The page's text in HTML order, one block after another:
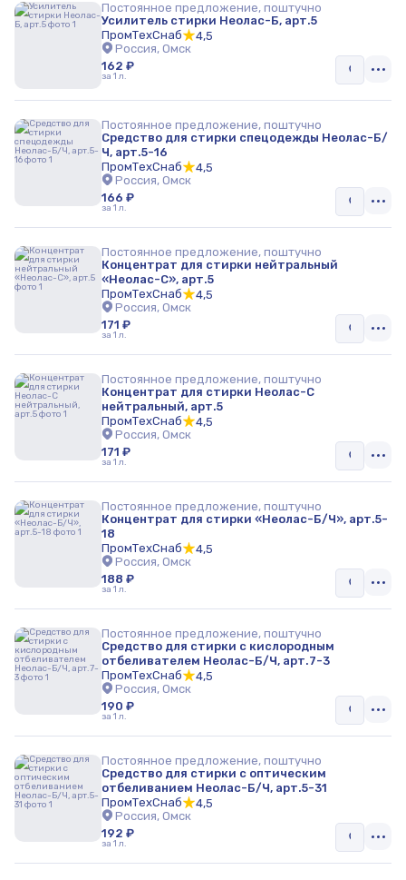
Постоянное предложение, поштучно
Усилитель стирки Неолас-Б, арт.5
ПромТехСнаб
4,5
Россия, Омск
162 ₽
за 1 л.
Постоянное предложение, поштучно
Средство для стирки спецодежды Неолас-Б/
Ч, арт.5-16
ПромТехСнаб
4,5
Россия, Омск
166 ₽
за 1 л.
Постоянное предложение, поштучно
Концентрат для стирки нейтральный
«Неолас-С», арт.5
ПромТехСнаб
4,5
Россия, Омск
171 ₽
за 1 л.
Постоянное предложение, поштучно
Концентрат для стирки Неолас-С
нейтральный, арт.5
ПромТехСнаб
4,5
Россия, Омск
171 ₽
за 1 л.
Постоянное предложение, поштучно
Концентрат для стирки «Неолас-Б/Ч», арт.5-
18
ПромТехСнаб
4,5
Россия, Омск
188 ₽
за 1 л.
Постоянное предложение, поштучно
Средство для стирки с кислородным
отбеливателем Неолас-Б/Ч, арт.7-3
ПромТехСнаб
4,5
Россия, Омск
190 ₽
за 1 л.
Постоянное предложение, поштучно
Средство для стирки с оптическим
отбеливанием Неолас-Б/Ч, арт.5-31
ПромТехСнаб
4,5
Россия, Омск
192 ₽
за 1 л.